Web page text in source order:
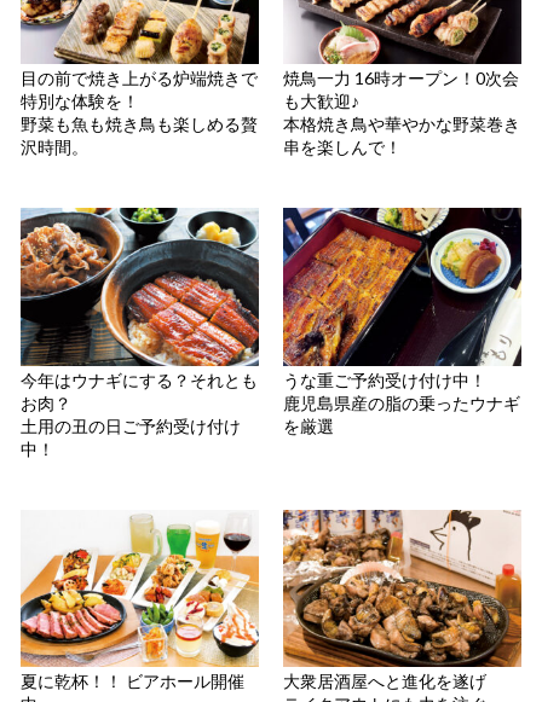
目の前で焼き上がる炉端焼きで
特別な体験を！
野菜も魚も焼き鳥も楽しめる贅
沢時間。
焼鳥一力 16時オープン！0次会
も大歓迎♪
本格焼き鳥や華やかな野菜巻き
串を楽しんで！
今年はウナギにする？それとも
お肉？
土用の丑の日ご予約受け付け
中！
うな重ご予約受け付け中！
鹿児島県産の脂の乗ったウナギ
を厳選
夏に乾杯！！ ビアホール開催
大衆居酒屋へと進化を遂げ